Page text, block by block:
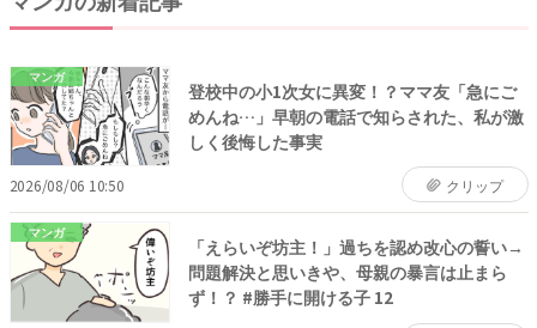
マンガ
登校中の小1次女に異変！？ママ友「急にご
めんね…」早朝の電話で知らされた、私が激
しく後悔した事実
2026/08/06 10:50 クリップ
マンガ
「えらいぞ坊主！」過ちを認め改心の誓い→
問題解決と思いきや、母親の暴言は止まら
ず！？ #勝手に開ける子 12